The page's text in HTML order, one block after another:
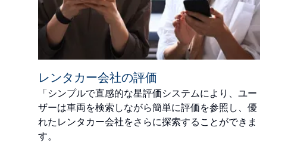
レンタカー会社の評価
「シンプルで直感的な星評価システムにより、ユー
ザーは車両を検索しながら簡単に評価を参照し、優
れたレンタカー会社をさらに探索することができま
す。